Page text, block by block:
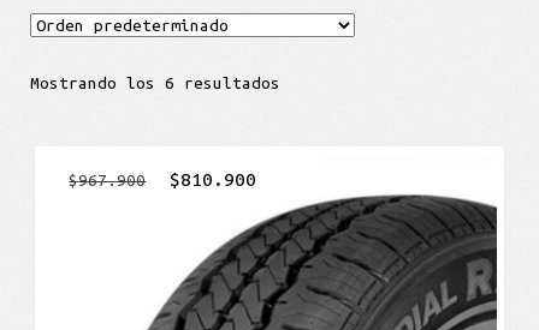
Mostrando los 6 resultados
$967.900
El
original
era:
$967.900.
$810.900
precio
actual
es:
$810.900.